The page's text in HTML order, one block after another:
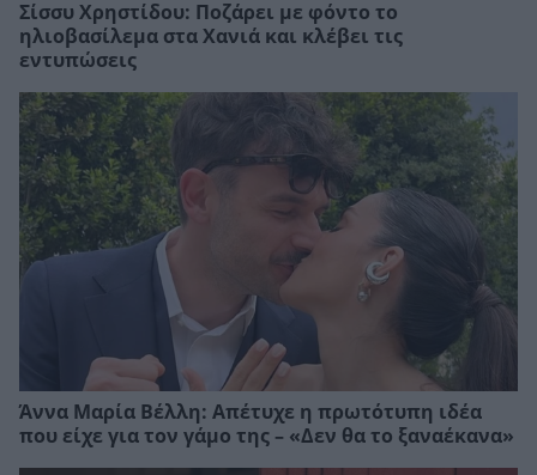
Σίσσυ Χρηστίδου: Ποζάρει με φόντο το
ηλιοβασίλεμα στα Χανιά και κλέβει τις
εντυπώσεις
Άννα Μαρία Βέλλη: Απέτυχε η πρωτότυπη ιδέα
που είχε για τον γάμο της – «Δεν θα το ξαναέκανα»